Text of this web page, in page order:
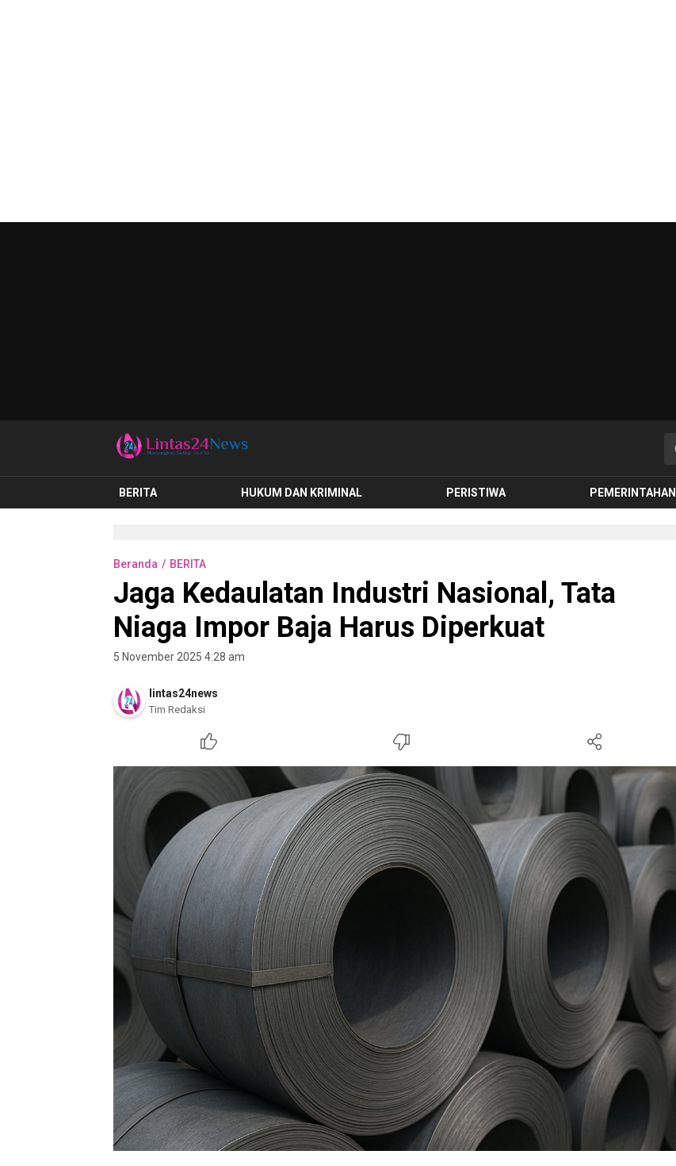
lintas24news.com
Menyingkap Setiap Realita
BERITA HUKUM DAN KRIMINAL PERISTIWA PEMERINTAHAN
Beranda BERITA
Jaga Kedaulatan Industri Nasional, Tata
Niaga Impor Baja Harus Diperkuat
5 November 2025 4:28 am
lintas24news
Tim Redaksi